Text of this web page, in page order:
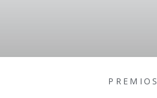
PREMIOS